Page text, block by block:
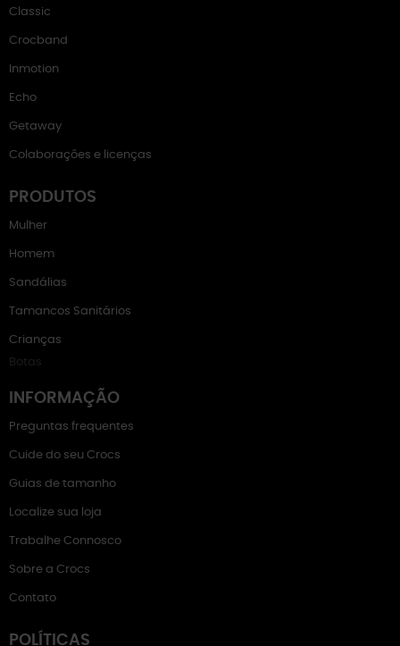
Classic
Crocband
Inmotion
Echo
Getaway
Colaborações e licenças
PRODUTOS
Mulher
Homem
Sandálias
Tamancos Sanitários
Crianças
Botas
INFORMAÇÃO
Preguntas frequentes
Cuide do seu Crocs
Guias de tamanho
Localize sua loja
Trabalhe Connosco
Sobre a Crocs
Contato
POLÍTICAS